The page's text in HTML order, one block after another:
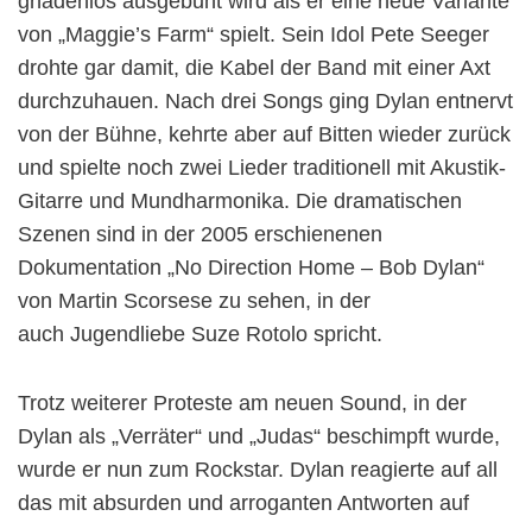
von „Maggie’s Farm“ spielt. Sein Idol Pete Seeger
drohte gar damit, die Kabel der Band mit einer Axt
durchzuhauen. Nach drei Songs ging Dylan entnervt
von der Bühne, kehrte aber auf Bitten wieder zurück
und spielte noch zwei Lieder traditionell mit Akustik-
Gitarre und Mundharmonika. Die dramatischen
Szenen sind in der 2005 erschienenen
Dokumentation „No Direction Home – Bob Dylan“
von Martin Scorsese zu sehen, in der
auch Jugendliebe Suze Rotolo spricht.
Trotz weiterer Proteste am neuen Sound, in der
Dylan als „Verräter“ und „Judas“ beschimpft wurde,
wurde er nun zum Rockstar. Dylan reagierte auf all
das mit absurden und arroganten Antworten auf